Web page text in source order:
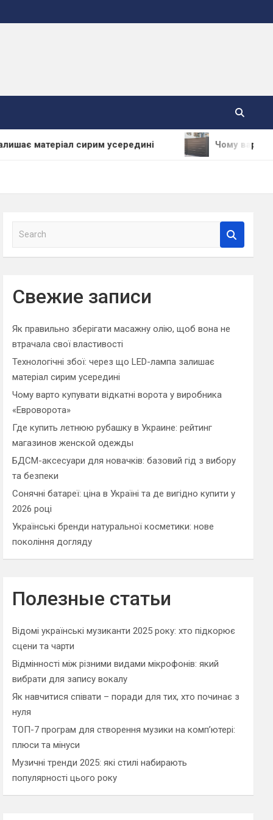
сирим усередині Чому варто купувати
a
c
h
Свежие записи
Як правильно зберігати масажну олію, щоб вона не
втрачала свої властивості
Технологічні збої: через що LED-лампа залишає
матеріал сирим усередині
Чому варто купувати відкатні ворота у виробника
«Евроворота»
Где купить летнюю рубашку в Украине: рейтинг
магазинов женской одежды
БДСМ-аксесуари для новачків: базовий гід з вибору
та безпеки
Сонячні батареї: ціна в Україні та де вигідно купити у
2026 році
Українські бренди натуральної косметики: нове
покоління догляду
Полезные статьи
Відомі українські музиканти 2025 року: хто підкорює
сцени та чарти
Відмінності між різними видами мікрофонів: який
вибрати для запису вокалу
Як навчитися співати – поради для тих, хто починає з
нуля
ТОП-7 програм для створення музики на комп’ютері:
плюси та мінуси
Музичні тренди 2025: які стилі набирають
популярності цього року